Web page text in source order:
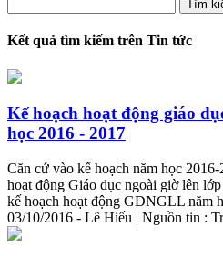
Kết quả tìm kiếm trên Tin tức
Kế hoạch hoạt động giáo
học 2016 - 2017
Căn cứ vào kế hoạch năm học
hoạt động Giáo dục ngoài giờ lên
kế hoạch hoạt động GDNGLL năm
03/10/2016 - Lê Hiếu | Nguồn tin :